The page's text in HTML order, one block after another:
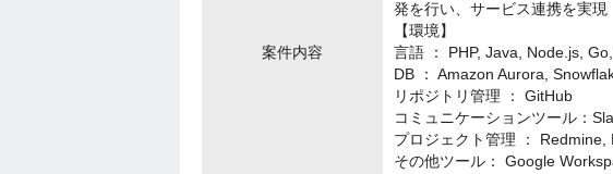
案件内容
発を行い、サービス連携を実現
【環境】
言語 ： PHP, Java, Node.js,
DB ： Amazon Aurora,
リポジトリ管理 ： GitHub
コミュニケーションツール：
プロジェクト管理 ： Redmine,
その他ツール： Google